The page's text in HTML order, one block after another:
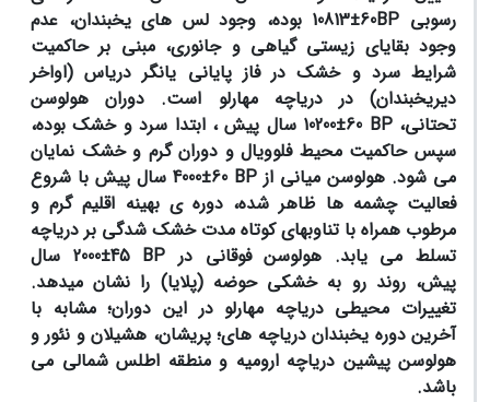
رسوبی BP
60
±
10813 بوده، وجود لس های یخبندان، عدم
وجود بقایای زیستی گیاهی و جانوری، مبنی بر حاکمیت
شرایط سرد و خشک در فاز پایانی یانگر دریاس (اواخر
دیریخبندان) در دریاچه مهارلو است. دوران هولوسن
تحتانی، BP
60
±
10200 سال پیش ، ابتدا سرد و خشک بوده،
سپس حاکمیت محیط فلوویال و دوران گرم و خشک نمایان
می شود. هولوسن میانی از BP
60
±4000 سال پیش
با شروع
فعالیت چشمه ها ظاهر شده، دوره ی بهینه اقلیم گرم و
مرطوب همراه با تناوبهای کوتاه مدت خشک شدگی بر دریاچه
تسلط می یابد. هولوسن فوقانی در BP
45
±
2000 سال
پیش،روند رو به خشکی حوضه (پلایا) را نشان میدهد.
تغییرات محیطی دریاچه مهارلو در این دوران؛ مشابه با
آخرین دوره یخبندان دریاچه های؛ پریشان، هشیلان و نئور و
هولوسن پیشین دریاچه ارومیه و منطقه اطلس شمالی می
باشد.